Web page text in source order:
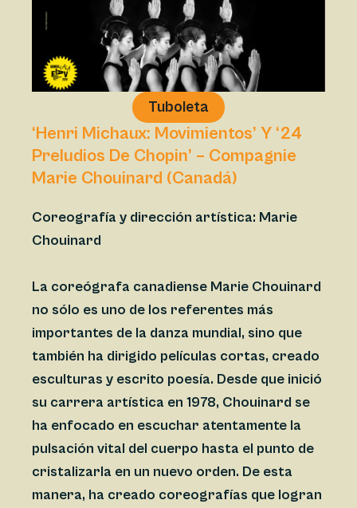
Tuboleta
‘Henri Michaux: Movimientos’ Y ‘24
Preludios De Chopin’ – Compagnie
Marie Chouinard (Canadá)
Coreografía y dirección artística: Marie
Chouinard
La coreógrafa canadiense Marie Chouinard
no sólo es uno de los referentes más
importantes de la danza mundial, sino que
también ha dirigido películas cortas, creado
esculturas y escrito poesía. Desde que inició
su carrera artística en 1978, Chouinard se
ha enfocado en escuchar atentamente la
pulsación vital del cuerpo hasta el punto de
cristalizarla en un nuevo orden. De esta
manera, ha creado coreografías que logran